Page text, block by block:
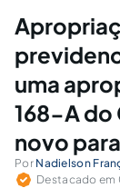
do defeso.Que
uma
168-A do
novo
Por Nadielson
Destacado em